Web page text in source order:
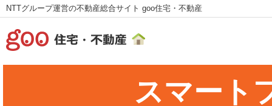
NTTグループ運営の不動産総合サイト goo住宅・不動産
スマート